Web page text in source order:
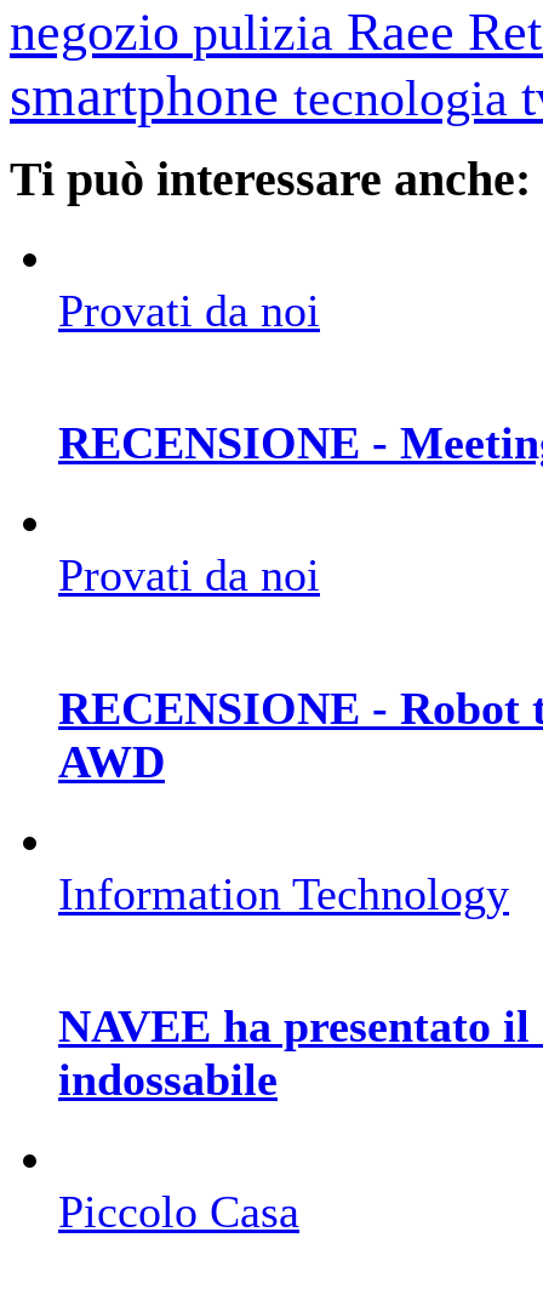
negozio pulizia Raee
smartphone tecnologia
Ti può interessare anche:
Provati da noi
RECENSIONE -
Provati da noi
RECENSIONE -
AWD
Information Technology
NAVEE ha presentato
indossabile
Piccolo Casa